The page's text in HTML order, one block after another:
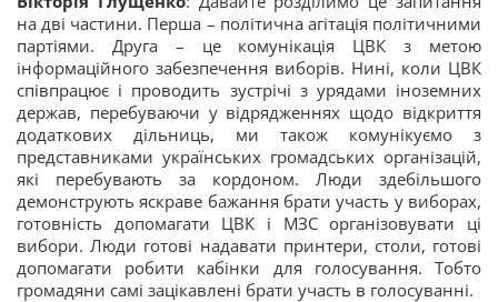
на дві частини. Перша – політична агітація політичними
партіями. Друга – це комунікація ЦВК з метою
інформаційного забезпечення виборів. Нині, коли ЦВК
співпрацює і проводить зустрічі з урядами іноземних
держав, перебуваючи у відрядженнях щодо відкриття
додаткових дільниць, ми також комунікуємо з
представниками українських громадських організацій,
які перебувають за кордоном. Люди здебільшого
демонструють яскраве бажання брати участь у виборах,
готовність допомагати ЦВК і МЗС організовувати ці
вибори. Люди готові надавати принтери, столи, готові
допомагати робити кабінки для голосування. Тобто
громадяни самі зацікавлені брати участь в голосуванні.